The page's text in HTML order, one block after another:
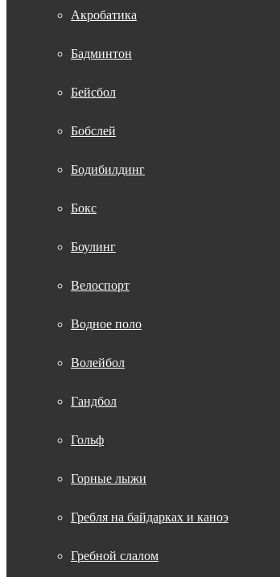
Акробатика
Бадминтон
Бейсбол
Бобслей
Бодибилдинг
Бокс
Боулинг
Велоспорт
Водное поло
Волейбол
Гандбол
Гольф
Горные лыжи
Гребля на байдарках и каноэ
Гребной слалом